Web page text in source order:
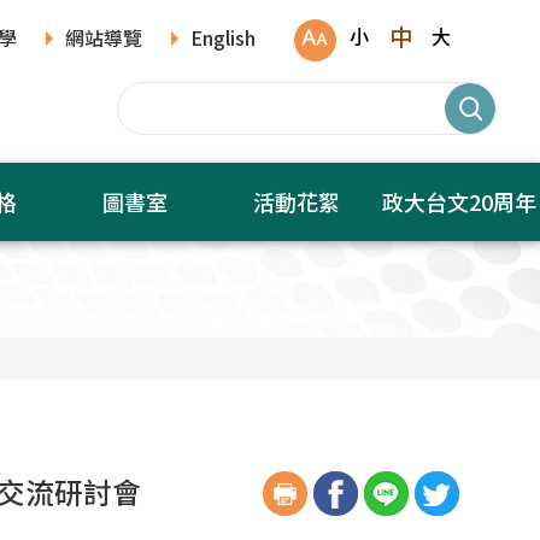
網站導覽 English 小 中 大
圖書室 活動花絮 政大台文20周年
流研討會